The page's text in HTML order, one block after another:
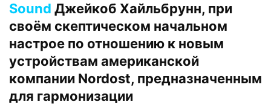
Sound Джейкоб Хайльбрунн, при
своём скептическом начальном
настрое по отношению к новым
устройствам американской
компании Nordost, предназначенным
для гармонизации